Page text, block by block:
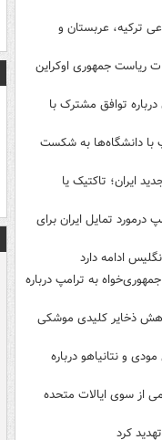
ترکیه، عربستان و
ریاست جمهوری اوکراین
توافق مشترک با
با دانشگاه‌ها به شکست
ایران؛ تاکتیک یا
درمورد تمایل ایران برای
ادامه دارد
به ترامپ درباره
ذخایر کلیدی موشکی
و نتانیاهو درباره
از سوی ایالات متحده
کرد